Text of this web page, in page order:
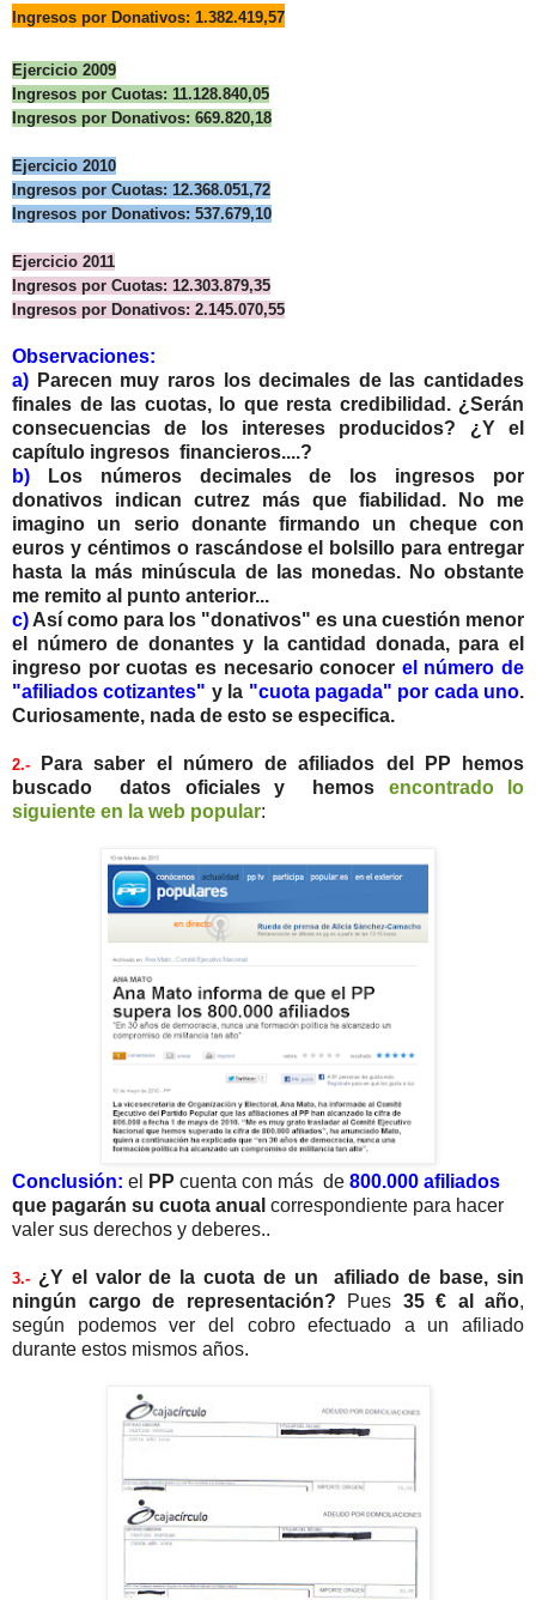
Ingresos por Donativos: 1.382.419,57
Ejercicio 2009
Ingresos por Cuotas: 11.128.840,05
Ingresos por Donativos: 669.820,18
Ejercicio 2010
Ingresos por Cuotas: 12.368.051,72
Ingresos por Donativos: 537.679,10
Ejercicio 2011
Ingresos por Cuotas: 12.303.879,35
Ingresos por Donativos: 2.145.070,55
Observaciones:
a) Parecen muy raros los decimales de las cantidades
finales de las cuotas, lo que resta credibilidad. ¿Serán
consecuencias de los intereses producidos? ¿Y el
capítulo ingresos financieros....?
b) Los números decimales de los ingresos por
donativos indican cutrez más que fiabilidad. No me
imagino un serio donante firmando un cheque con
euros y céntimos o rascándose el bolsillo para entregar
hasta la más minúscula de las monedas. No obstante
me remito al punto anterior...
c) Así como para los "donativos" es una cuestión menor
el número de donantes y la cantidad donada, para el
ingreso por cuotas es necesario conocer el número de
"afiliados cotizantes" y la "cuota pagada" por cada uno.
Curiosamente, nada de esto se especifica.
2.-
Para saber el número de afiliados del PP hemos
buscado datos oficiales y hemos
encontrado lo
siguiente en la web popular:
Conclusión: el PP cuenta con más de 800.000 afiliados
que pagarán su cuota anual correspondiente para hacer
valer sus derechos y deberes..
3.- ¿Y el valor de la cuota de un afiliado de base, sin
ningún cargo de representación?
Pues 35 € al año,
según podemos ver del cobro efectuado a un afiliado
durante estos mismos años.